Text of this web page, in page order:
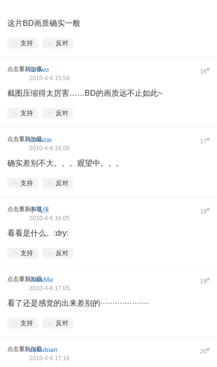
这片BD画质确实一般
支持 反对
点击重新加载 16#
funlwo
2010-4-6 15:58
截图压缩得太厉害……BD的画质远不止如此~
支持 反对
点击重新加载 17#
tczaizai
2010-4-6 16:00
确实差别不大。。。观望中。。。
支持 反对
点击重新加载 18#
小飞侠
2010-4-6 16:05
看看是什么。:dry:
支持 反对
点击重新加载 19#
IKissMe
2010-4-6 17:05
看了还是感觉的出来差别的····················
支持 反对
点击重新加载 20#
zailiubian
2010-4-6 17:16